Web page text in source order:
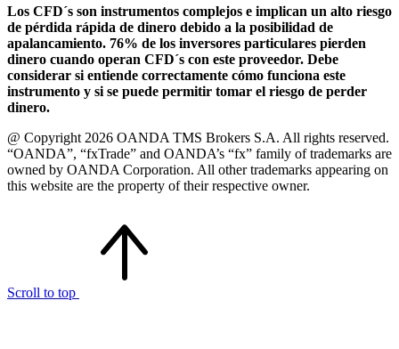
Los CFD´s son instrumentos complejos e implican un alto riesgo
de pérdida rápida de dinero debido a la posibilidad de
apalancamiento. 76% de los inversores particulares pierden
dinero cuando operan CFD´s con este proveedor. Debe
considerar si entiende correctamente cómo funciona este
instrumento y si se puede permitir tomar el riesgo de perder
dinero.
@ Copyright 2026 OANDA TMS Brokers S.A. All rights reserved.
“OANDA”, “fxTrade” and OANDA’s “fx” family of trademarks are
owned by OANDA Corporation. All other trademarks appearing on
this website are the property of their respective owner.
Scroll to top